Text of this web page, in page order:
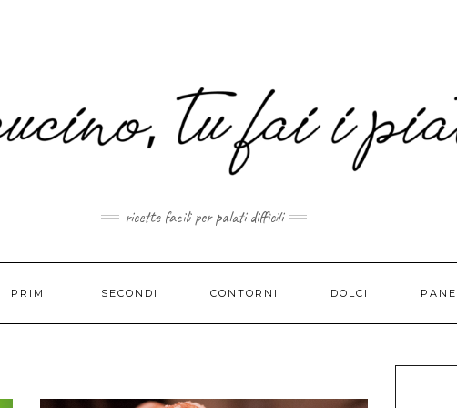
ricette facili per palati difficili
PRIMI SECONDI CONTORNI DOLCI PANE